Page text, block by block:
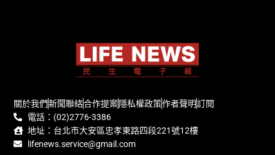
關於我們新聞聯絡合作提案隱私權政策作者聲明訂閱
電話：(02)2776-3386
地址：台北市大安區忠孝東路四段221號12樓
lifenews.service@gmail.com